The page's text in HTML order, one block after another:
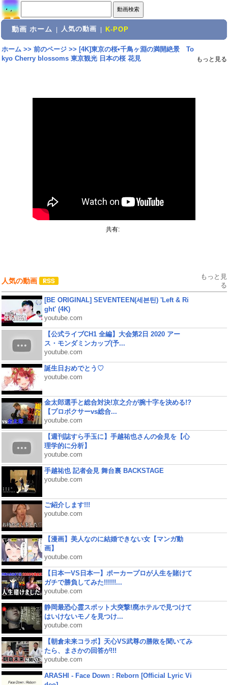
動画 ホーム 人気の動画 K-POP
ホーム>> 前のページ>> [4K]東京の桜•千鳥ヶ淵の満開絶景 To
kyo Cherry blossoms 東京観光 日本の桜 花見
もっと見る
共有:
人気の動画
もっと見
る
[BE ORIGINAL] SEVENTEEN(세븐틴) 'Left & Ri
ght' (4K)
youtube.com
【公式ライブCH1 全編】大会第2日 2020 アー
ス・モンダミンカップ(予...
youtube.com
誕生日おめでとう♡
youtube.com
金太郎選手と総合対決!京之介が腕十字を決める!?
【プロボクサーvs総合...
youtube.com
【週刊誌すら手玉に】手越祐也さんの会見を【心
理学的に分析】
youtube.com
手越祐也 記者会見 舞台裏 BACKSTAGE
youtube.com
ご紹介します!!!
youtube.com
【漫画】美人なのに結婚できない女【マンガ動
画】
youtube.com
【日本一VS日本一】ポーカープロが人生を賭けて
ガチで勝負してみた!!!!!!...
youtube.com
静岡最恐心霊スポット大突撃!廃ホテルで見つけて
はいけないモノを見つけ...
youtube.com
【朝倉未来コラボ】天心VS武尊の勝敗を聞いてみ
たら、まさかの回答が!!!
youtube.com
ARASHI - Face Down : Reborn [Official Lyric Vi